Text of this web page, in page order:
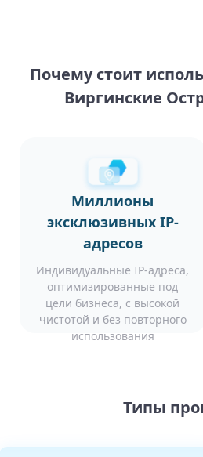
Почему стоит
Виргинские
Миллионы
эксклюзивных IP-
адресов
Индивидуальные IP-адреса,
оптимизированные под
цели бизнеса, с высокой
чистотой и без повторного
использования
Типы